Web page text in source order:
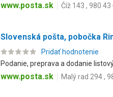
www.posta.sk Číž 143 , 980 43
Slovenská pošta, pobočka
Pridať hodnotenie
Podanie, preprava a dodanie
www.posta.sk Malý rad 294 ,